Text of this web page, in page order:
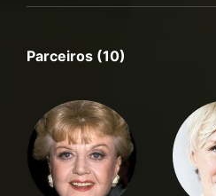
Parceiros (10)